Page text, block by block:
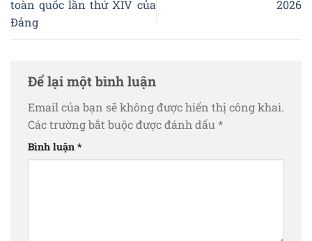
toàn quốc lần thứ XIV của
Đảng
2026
Để lại một bình luận
Email của bạn sẽ không được hiển thị công khai.
Các trường bắt buộc được đánh dấu *
Bình luận *